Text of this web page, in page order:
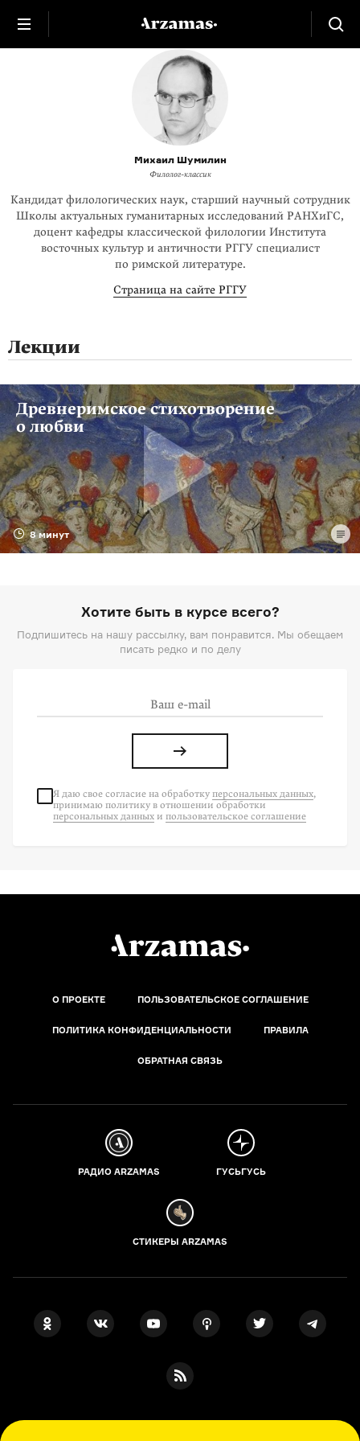
Михаил Шумилин
Филолог-классик
Кандидат филологических наук, старший научный сотрудник
Школы актуальных гуманитарных исследований РАНХиГС,
доцент кафедры классической филологии Института
восточных культур и античности РГГУ специалист
по римской литературе.
Страница на сайте РГГУ
Лекции
8 минут
Древнеримское стихотворение
о любви
Хотите быть в курсе всего?
Подпишитесь на нашу рассылку, вам понравится. Мы обещаем
писать редко и по делу
Я даю свое согласие на обработку персональных данных,
принимаю политику в отношении обработки
персональных данных и пользовательское соглашение
О ПРОЕКТЕ ПОЛЬЗОВАТЕЛЬСКОЕ СОГЛАШЕНИЕ
ПОЛИТИКА КОНФИДЕНЦИАЛЬНОСТИ ПРАВИЛА
ОБРАТНАЯ СВЯЗЬ
РАДИО ARZAMAS ГУСЬГУСЬ
СТИКЕРЫ ARZAMAS